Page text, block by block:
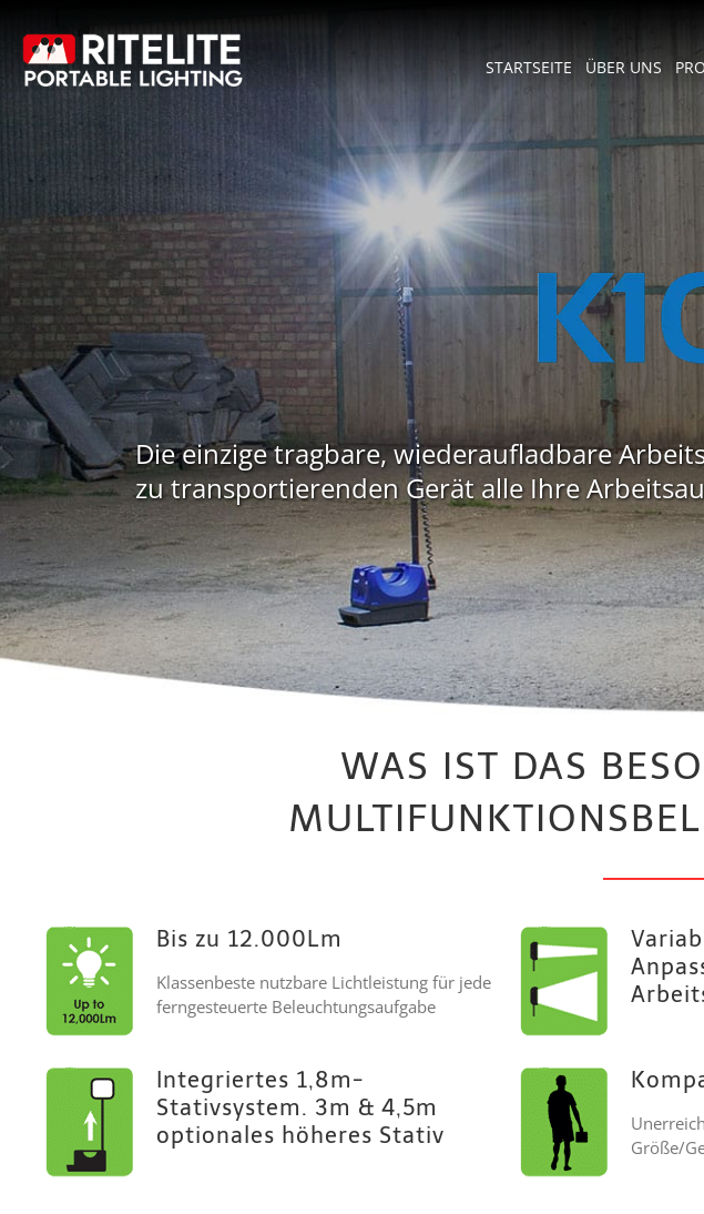
content
STARTSEITE ÜBER UNS
Die einzige tragbare, wiederaufladbare
zu transportierenden Gerät alle Ihre
WAS IST DAS
Bis zu 12.000Lm
Klassenbeste nutzbare Lichtleistung für jede
ferngesteuerte Beleuchtungsaufgabe
Integriertes 1,8m-
Stativsystem. 3m & 4,5m
optionales höheres Stativ
Größe/